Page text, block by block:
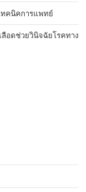
คนิคการแพทย์
ลือดช่วยวินิจฉัยโรคทาง